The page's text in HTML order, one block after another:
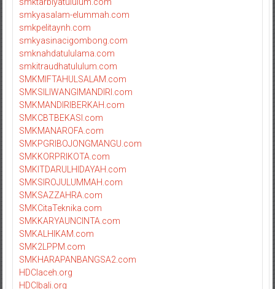
smkyasalam-elummah.com
smkpelitaynh.com
smkyasinacigombong.com
smknahdatululama.com
smkitraudhatululum.com
SMKMIFTAHULSALAM.com
SMKSILIWANGIMANDIRI.com
SMKMANDIRIBERKAH.com
SMKCBTBEKASI.com
SMKMANAROFA.com
SMKPGRIBOJONGMANGU.com
SMKKORPRIKOTA.com
SMKITDARULHIDAYAH.com
SMKSIROJULUMMAH.com
SMKSAZZAHRA.com
SMKCitaTeknika.com
SMKKARYAUNCINTA.com
SMKALHIKAM.com
SMK2LPPM.com
SMKHARAPANBANGSA2.com
HDCIaceh.org
HDCIbali.org